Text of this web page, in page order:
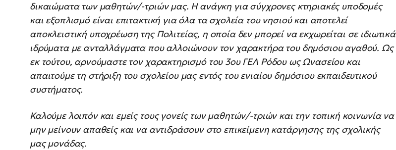
δικαιώματα των μαθητών/-τριών μας. Η ανάγκη για σύγχρονες κτηριακές υποδομές
και εξοπλισμό είναι επιτακτική για όλα τα σχολεία του νησιού και αποτελεί
αποκλειστική υποχρέωση της Πολιτείας, η οποία δεν μπορεί να εκχωρείται σε ιδιωτικά
ιδρύματα με ανταλλάγματα που αλλοιώνουν τον χαρακτήρα του δημόσιου αγαθού. Ως
εκ τούτου, αρνούμαστε τον χαρακτηρισμό του 3ου ΓΕΛ Ρόδου ως Ωνασείου και
απαιτούμε τη στήριξη του σχολείου μας εντός του ενιαίου δημόσιου εκπαιδευτικού
συστήματος.
Καλούμε λοιπόν και εμείς τους γονείς των μαθητών/-τριών και την τοπική κοινωνία να
μην μείνουν απαθείς και να αντιδράσουν στο επικείμενη κατάργησης της σχολικής
μας μονάδας.